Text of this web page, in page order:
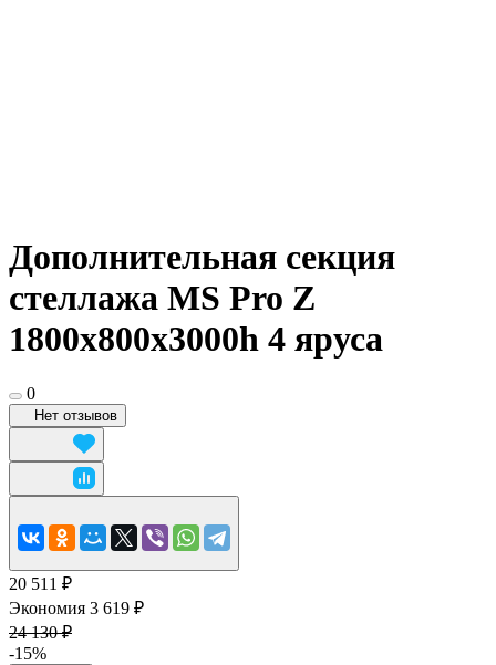
Дополнительная секция
стеллажа MS Pro Z
1800x800х3000h 4 яруса
0
Нет отзывов
20 511 ₽
Экономия 3 619 ₽
24 130 ₽
-15%